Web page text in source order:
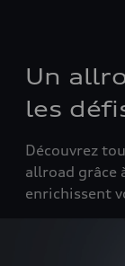
Un
les
Découvrez
allroad grâce
enrichissent